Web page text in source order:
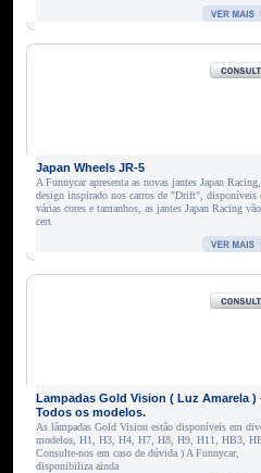
Japan Wheels JR-5
A Funnycar apresenta as novas jantes Japan
design inspirado nos carros de "Drift", disponíveis
várias cores e tamanhos, as jantes Japan Racing
cert
Lampadas Gold Vision ( Luz Amarela )
Todos os modelos.
As lâmpadas Gold Vision estão disponíveis em
modelos, H1, H3, H4, H7, H8, H9, H11, HB3,
Consulte-nos em caso de dúvida ) A Funnycar,
disponibiliza ainda